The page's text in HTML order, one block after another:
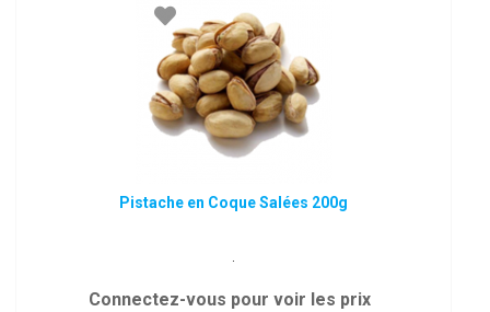
Pistache en Coque Salées 200g
.
Connectez-vous pour voir les prix